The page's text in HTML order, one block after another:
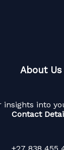
About Us
into
Contact